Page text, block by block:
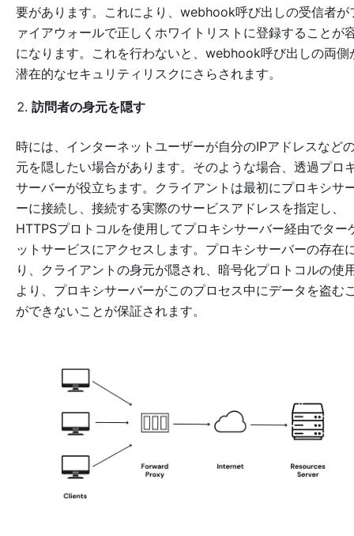
要があります。これにより、webhook呼び出しの受信者が
ァイアウォールで正しくホワイトリストに登録することが
になります。これを行わないと、webhook呼び出しの両側
潜在的なセキュリティリスクにさらされます。
訪問者の身元を隠す
時には、インターネットユーザーが自分のIPアドレスなど
元を隠したい場合があります。そのような場合、透過プロ
サーバーが役立ちます。クライアントは最初にプロキシサ
ーに接続し、接続する実際のサービスアドレスを指定し、
HTTPSプロトコルを使用してプロキシサーバー経由でター
ットサービスにアクセスします。プロキシサーバーの存在
り、クライアントの身元が隠され、暗号化プロトコルの使
より、プロキシサーバーがこのプロセス中にデータを盗む
ができないことが保証されます。